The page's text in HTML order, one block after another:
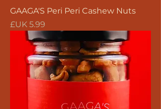
GAAGA'S Peri Peri Cashew Nuts
السعر